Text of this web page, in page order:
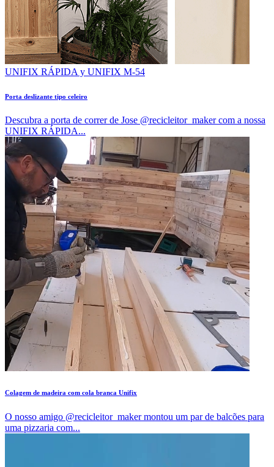
UNIFIX RÁPIDA y UNIFIX M-54
Porta deslizante tipo celeiro
Descubra a porta de correr de Jose @recicleitor_maker com a nossa
UNIFIX RÁPIDA...
Colagem de madeira com cola branca Unifix
O nosso amigo @recicleitor_maker montou um par de balcões para
uma pizzaria com...